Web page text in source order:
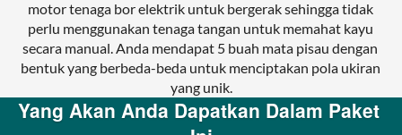
motor tenaga bor elektrik untuk bergerak sehingga tidak
perlu menggunakan tenaga tangan untuk memahat kayu
secara manual. Anda mendapat 5 buah mata pisau dengan
bentuk yang berbeda-beda untuk menciptakan pola ukiran
yang unik.
Yang Akan Anda Dapatkan Dalam Paket